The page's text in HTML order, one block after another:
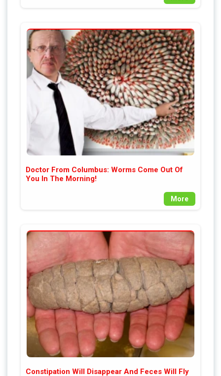
Doctor From Columbus: Worms Come Out Of
You In The Morning!
More
Constipation Will Disappear And Feces Will Fly